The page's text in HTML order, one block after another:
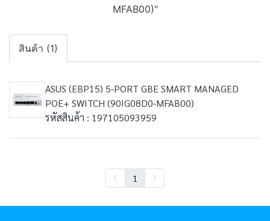
MFAB00)"
สินค้า (1)
ASUS (EBP15) 5-PORT GBE SMART MANAGED
POE+ SWITCH (90IG08D0-MFAB00)
รหัสสินค้า : 197105093959
1